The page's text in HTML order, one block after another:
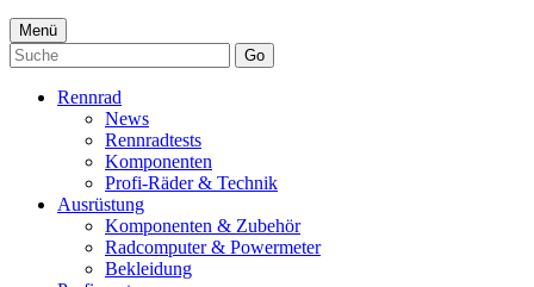
Menü
Go
Rennrad
News
Rennradtests
Komponenten
Profi-Räder & Technik
Ausrüstung
Komponenten & Zubehör
Radcomputer & Powermeter
Bekleidung